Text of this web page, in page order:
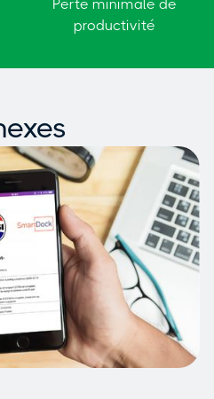
Perte minimale de
productivité